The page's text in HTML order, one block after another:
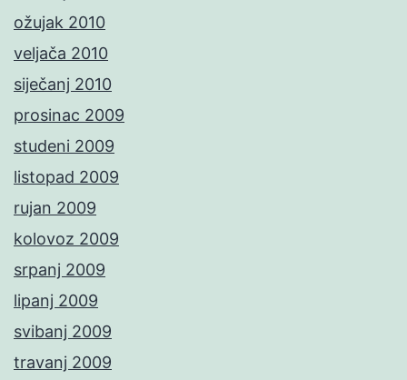
ožujak 2010
veljača 2010
siječanj 2010
prosinac 2009
studeni 2009
listopad 2009
rujan 2009
kolovoz 2009
srpanj 2009
lipanj 2009
svibanj 2009
travanj 2009